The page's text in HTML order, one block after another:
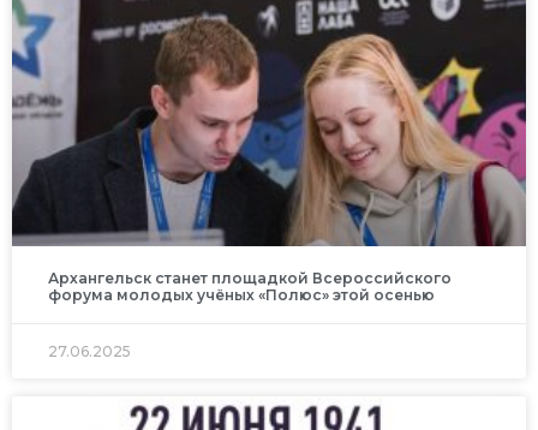
Архангельск станет площадкой Всероссийского
форума молодых учёных «Полюс» этой осенью
27.06.2025